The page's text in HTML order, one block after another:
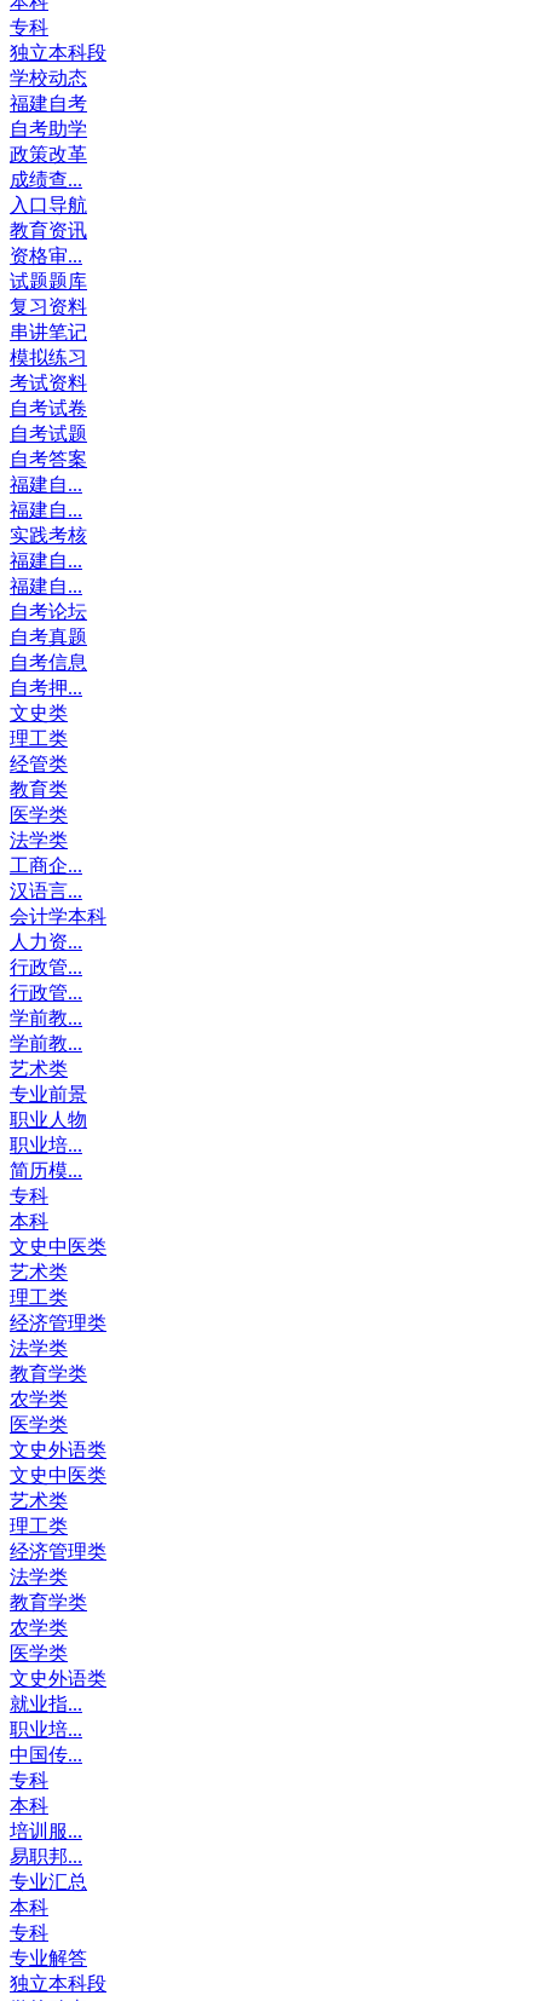
专科
独立本科段
学校动态
福建自考
自考助学
政策改革
成绩查...
入口导航
教育资讯
资格审...
试题题库
复习资料
串讲笔记
模拟练习
考试资料
自考试卷
自考试题
自考答案
福建自...
福建自...
实践考核
福建自...
福建自...
自考论坛
自考真题
自考信息
自考押...
文史类
理工类
经管类
教育类
医学类
法学类
工商企...
汉语言...
会计学本科
人力资...
行政管...
行政管...
学前教...
学前教...
艺术类
专业前景
职业人物
职业培...
简历模...
专科
本科
文史中医类
艺术类
理工类
经济管理类
法学类
教育学类
农学类
医学类
文史外语类
文史中医类
艺术类
理工类
经济管理类
法学类
教育学类
农学类
医学类
文史外语类
就业指...
职业培...
中国传...
专科
本科
培训服...
易职邦...
专业汇总
本科
专科
专业解答
独立本科段